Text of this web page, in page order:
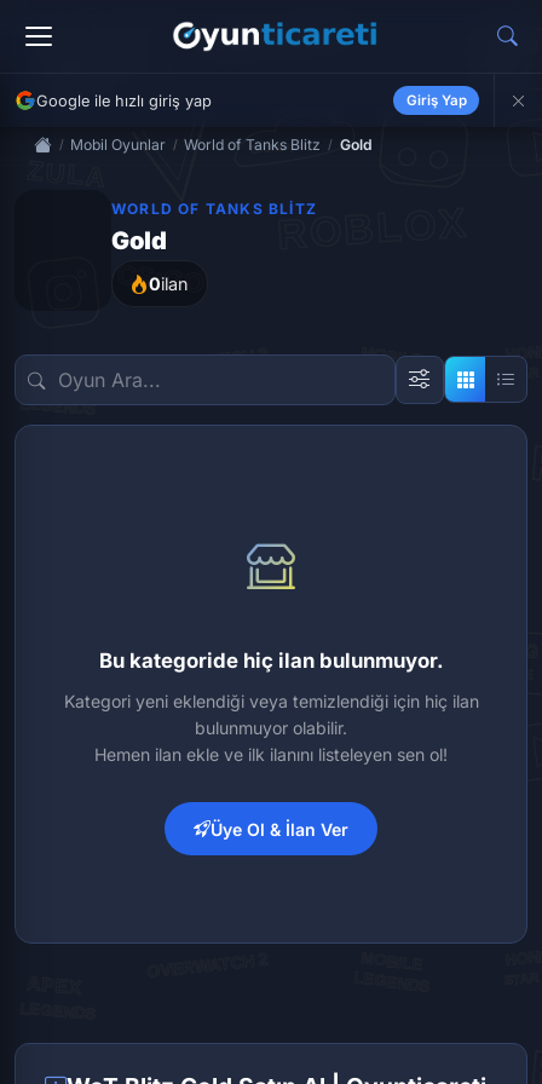
Google ile hızlı giriş yap Giriş Yap
Mobil Oyunlar World of Tanks Blitz Gold
WORLD OF TANKS BLITZ
Gold
0ilan
Bu kategoride hiç ilan bulunmuyor.
Kategori yeni eklendiği veya temizlendiği için hiç ilan
bulunmuyor olabilir.
Hemen ilan ekle ve ilk ilanını listeleyen sen ol!
Üye Ol & İlan Ver